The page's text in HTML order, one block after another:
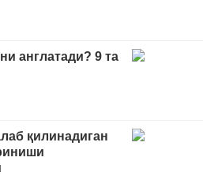
англатади? 9 та
қилинадиган